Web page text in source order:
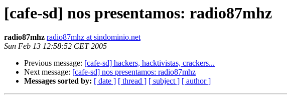
[cafe-sd] nos presentamos: radio87mhz
radio87mhz radio87mhz at sindominio.net
Sun Feb 13 12:58:52 CET 2005
Previous message: [cafe-sd] hackers, hacktivistas, crackers...
Next message: [cafe-sd] nos presentamos: radio87mhz
Messages sorted by: [ date ] [ thread ] [ subject ] [ author ]